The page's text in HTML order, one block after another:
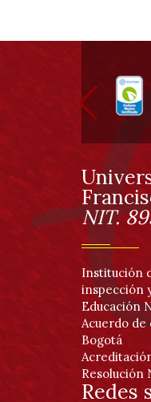
pie
de
página
NIT.
Institución
inspección
Educación
Acuerdo de
Bogotá
Resolución
Redes